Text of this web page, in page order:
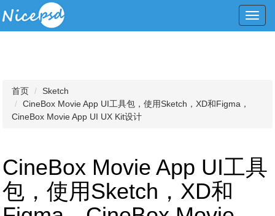
首页
Sketch
CineBox Movie App UI工具包，使用Sketch，XD和Figma，
CineBox Movie App UI UX Kit设计
CineBox Movie App UI工具
包，使用Sketch，XD和